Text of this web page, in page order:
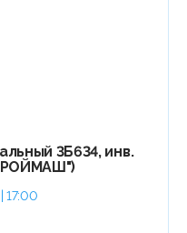
3Б634, инв.
17:00